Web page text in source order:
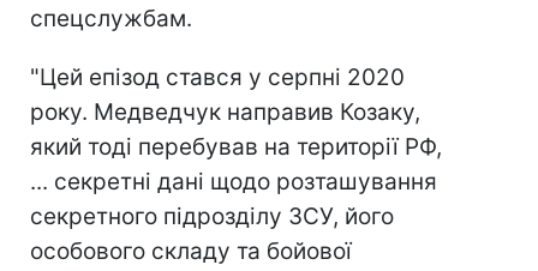
спецслужбам.
"Цей епізод стався у серпні 2020
року. Медведчук направив Козаку,
який тоді перебував на території РФ,
... секретні дані щодо розташування
секретного підрозділу ЗСУ, його
особового складу та бойової